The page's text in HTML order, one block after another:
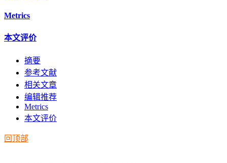
Metrics
本文评价
摘要
参考文献
相关文章
编辑推荐
Metrics
本文评价
回顶部